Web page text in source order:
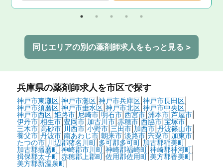
同じエリアの別の薬剤師求人をもっと見る >
兵庫県の薬剤師求人を市区で探す
神戸市東灘区| 神戸市灘区| 神戸市兵庫区| 神戸市長田区|
神戸市須磨区|神戸市垂水区| 神戸市北区|神戸市中央区|
神戸市西区| 姫路市| 尼崎市| 明石市| 西宮市| 洲本市| 芦屋市|
伊丹市| 相生市| 豊岡市| 加古川市| 赤穂市| 西脇市| 宝塚市|
三木市|高砂市| 川西市|小野市| 三田市| 加西市| 丹波篠山市|
養父市|丹波市|南あわじ市| 朝来市| 淡路市| 宍粟市| 加東市|
たつの市| 川辺郡猪名川町| 多可郡多可町| 加古郡稲美町|
加古郡播磨町| 神崎郡市川町| 神崎郡福崎町| 神崎郡神河町|
揖保郡太子町|赤穂郡上郡町|佐用郡佐用町|美方郡香美町|
美方郡新温泉町|